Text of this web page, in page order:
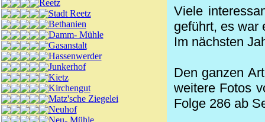
Reetz
Stadt Reetz
Bethanien
Damm- Mühle
Gasanstalt
Hassenwerder
Junkerhof
Kietz
Kirchengut
Matz'sche Ziegelei
Neuhof
Neu- Mühle
Viele
geführt, es war
Im nächsten
Den ganzen
weitere Fotos
Folge 286 ab